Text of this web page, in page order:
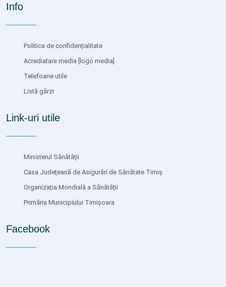
Info
Politica de confidențialitate
Acrediatare media [logo media]
Telefoane utile
Listă gărzi
Link-uri utile
Ministerul Sănătății
Casa Județeană de Asigurări de Sănătate Timiș
Organizația Mondială a Sănătății
Primăria Municipiului Timișoara
Facebook